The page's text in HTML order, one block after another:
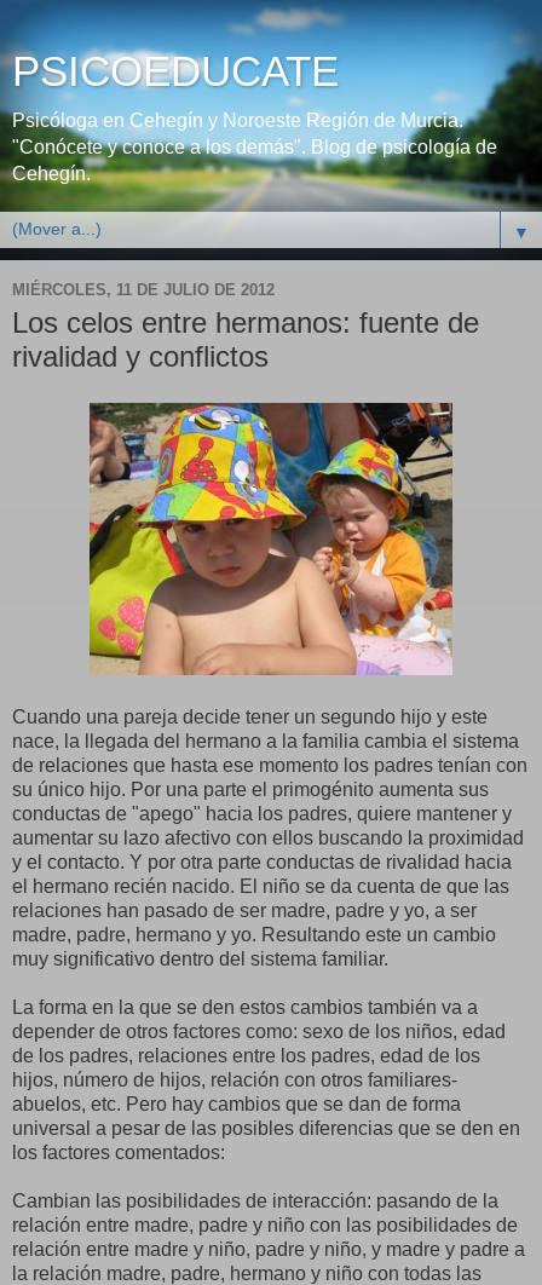
PSICOEDUCATE
Psicóloga en Cehegín y Noroeste Región de Murcia.
"Conócete y conoce a los demás". Blog de psicología de
Cehegín.
▼
MIÉRCOLES, 11 DE JULIO DE 2012
Los celos entre hermanos: fuente de
rivalidad y conflictos
Cuando una pareja decide tener un segundo hijo y este
nace, la llegada del hermano a la familia cambia el sistema
de relaciones que hasta ese momento los padres tenían con
su único hijo. Por una parte el primogénito aumenta sus
conductas de "apego" hacia los padres, quiere mantener y
aumentar su lazo afectivo con ellos buscando la proximidad
y el contacto. Y por otra parte conductas de rivalidad hacia
el hermano recién nacido. El niño se da cuenta de que las
relaciones han pasado de ser madre, padre y yo, a ser
madre, padre, hermano y yo. Resultando este un cambio
muy significativo dentro del sistema familiar.
La forma en la que se den estos cambios también va a
depender de otros factores como: sexo de los niños, edad
de los padres, relaciones entre los padres, edad de los
hijos, número de hijos, relación con otros familiares-
abuelos, etc. Pero hay cambios que se dan de forma
universal a pesar de las posibles diferencias que se den en
los factores comentados:
Cambian las posibilidades de interacción: pasando de la
relación entre madre, padre y niño con las posibilidades de
relación entre madre y niño, padre y niño, y madre y padre a
la relación madre, padre, hermano y niño con todas las